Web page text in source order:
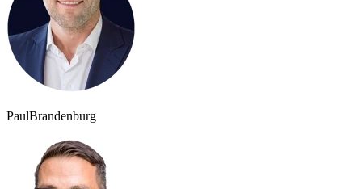
PaulBrandenburg